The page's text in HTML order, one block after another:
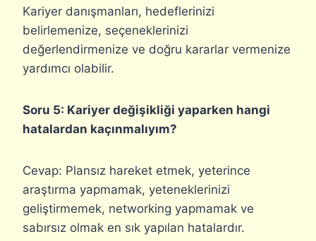
Kariyer danışmanları, hedeflerinizi
belirlemenize, seçeneklerinizi
değerlendirmenize ve doğru kararlar vermenize
yardımcı olabilir.
Soru 5: Kariyer değişikliği yaparken hangi
hatalardan kaçınmalıyım?
Cevap: Plansız hareket etmek, yeterince
araştırma yapmamak, yeteneklerinizi
geliştirmemek, networking yapmamak ve
sabırsız olmak en sık yapılan hatalardır.